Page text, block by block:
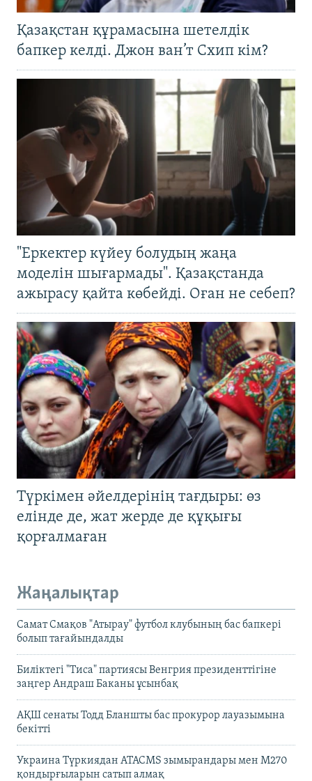
Қазақстан құрамасына шетелдік
бапкер келді. Джон ван’т Схип кім?
"Еркектер күйеу болудың жаңа
моделін шығармады". Қазақстанда
ажырасу қайта көбейді. Оған не себеп?
Түркімен әйелдерінің тағдыры: өз
елінде де, жат жерде де құқығы
қорғалмаған
Жаңалықтар
Самат Смақов "Атырау" футбол клубының бас бапкері
болып тағайындалды
Биліктегі "Тиса" партиясы Венгрия президенттігіне
заңгер Андраш Баканы ұсынбақ
АҚШ сенаты Тодд Бланшты бас прокурор лауазымына
бекітті
Украина Түркиядан ATACMS зымырандары мен M270
қондырғыларын сатып алмақ